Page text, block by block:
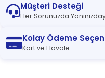
Müşteri Desteği
Her Sorunuzda
Kolay Ödeme
Kart ve Havale